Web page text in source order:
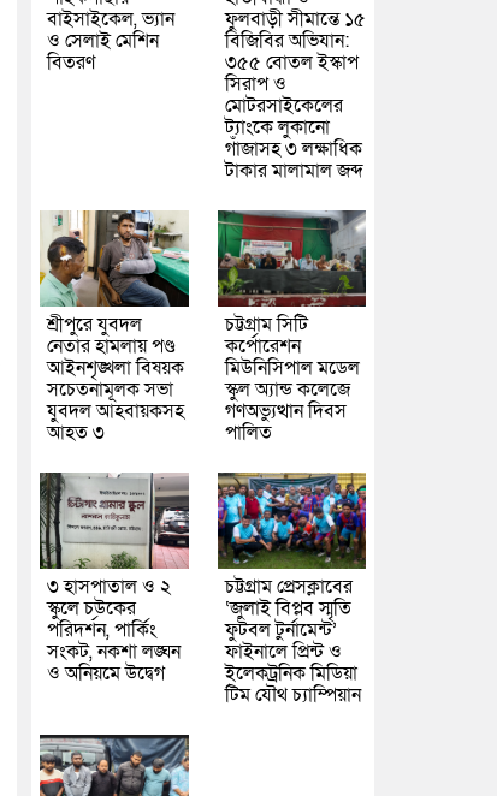
বাইসাইকেল, ভ্যান
ও সেলাই মেশিন
বিতরণ
ফুলবাড়ী সীমান্তে ১৫
বিজিবির অভিযান:
৩৫৫ বোতল ইস্কাপ
সিরাপ ও
মোটরসাইকেলের
ট্যাংকে লুকানো
গাঁজাসহ ৩ লক্ষাধিক
টাকার মালামাল জব্দ
শ্রীপুরে যুবদল
নেতার হামলায় পণ্ড
আইনশৃঙ্খলা বিষয়ক
সচেতনামূলক সভা
যুবদল আহবায়কসহ
আহত ৩
চট্টগ্রাম সিটি
কর্পোরেশন
মিউনিসিপাল মডেল
স্কুল অ্যান্ড কলেজে
গণঅভ্যুত্থান দিবস
পালিত
৩ হাসপাতাল ও ২
স্কুলে চউকের
পরিদর্শন, পার্কিং
সংকট, নকশা লঙ্ঘন
ও অনিয়মে উদ্বেগ
চট্টগ্রাম প্রেসক্লাবের
‘জুলাই বিপ্লব স্মৃতি
ফুটবল টুর্নামেন্ট’
ফাইনালে প্রিন্ট ও
ইলেকট্রনিক মিডিয়া
টিম যৌথ চ্যাম্পিয়ান